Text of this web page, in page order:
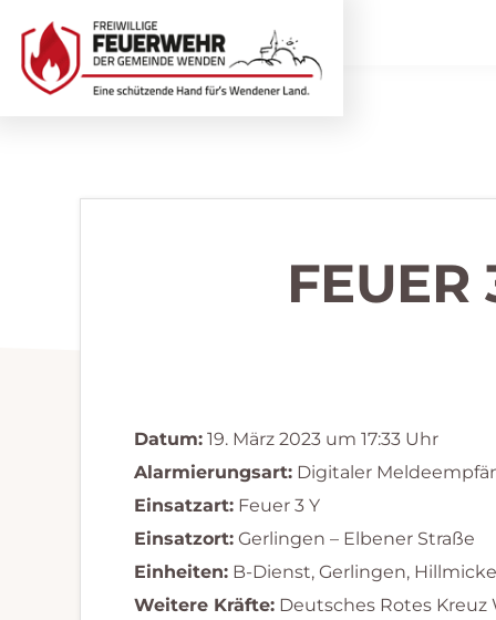
Hauptnavigation
springen
Inhalt
springen
FEUER
Datum: 19. März 2023 um 17:33 Uhr
Alarmierungsart: Digitaler
Einsatzart: Feuer 3 Y
Einsatzort: Gerlingen – Elbener Straße
Einheiten: B-Dienst, Gerlingen,
Weitere Kräfte: Deutsches Rotes Kreuz